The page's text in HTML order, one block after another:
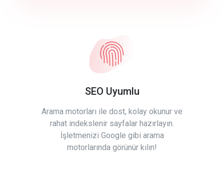
SEO Uyumlu
Arama motorları ile dost, kolay okunur ve
rahat indekslenir sayfalar hazırlayın.
İşletmenizi Google gibi arama
motorlarında görünür kılın!